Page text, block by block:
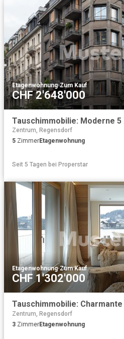
Etagenwohnung·Zum Kauf
CHF 2'648'000
Zentrum, Regensdorf
5 ZimmerEtagenwohnung
Seit 5 Tagen bei Properstar
Etagenwohnung·Zum Kauf
CHF 1'302'000
Zentrum, Regensdorf
3 ZimmerEtagenwohnung